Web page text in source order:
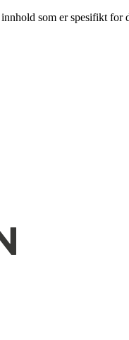
som er spesifikt for